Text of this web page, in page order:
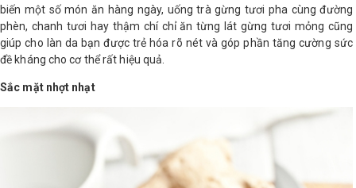
biến một số món ăn hàng ngày, uống trà gừng tươi pha cùng đường
phèn, chanh tươi hay thậm chí chỉ ăn từng lát gừng tươi mỏng cũng
giúp cho làn da bạn được trẻ hóa rõ nét và góp phần tăng cường sức
đề kháng cho cơ thể rất hiệu quả.
Sắc mặt nhợt nhạt